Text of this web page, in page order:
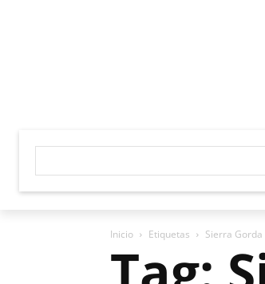
Inicio Etiquetas Sierra Gorda